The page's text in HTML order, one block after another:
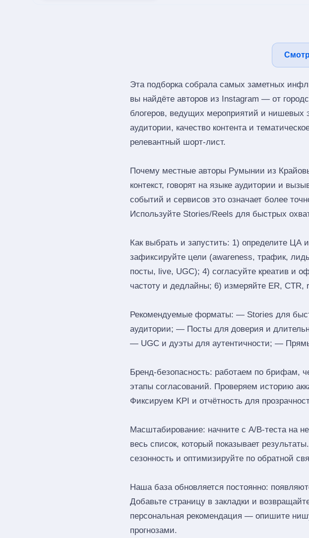
Эта подборка собрала самых заметных
вы найдёте авторов из Instagram — от
блогеров, ведущих мероприятий и нишевых
аудитории, качество контента и
релевантный шорт‑лист.
Почему местные авторы Румынии из
контекст, говорят на языке аудитории и
событий и сервисов это означает более
Используйте Stories/Reels для быстрых
Как выбрать и запустить: 1) определите ЦА
зафиксируйте цели (awareness, трафик,
посты, live, UGC); 4) согласуйте креатив и
частоту и дедлайны; 6) измеряйте ER,
Рекомендуемые форматы: — Stories для
аудитории; — Посты для доверия и
— UGC и дуэты для аутентичности; —
Бренд‑безопасность: работаем по брифам,
этапы согласований. Проверяем историю
Фиксируем KPI и отчётность для
Масштабирование: начните с A/B‑теста на
весь список, который показывает
сезонность и оптимизируйте по обратной
Наша база обновляется постоянно:
Добавьте страницу в закладки и
персональная рекомендация — опишите
прогнозами.